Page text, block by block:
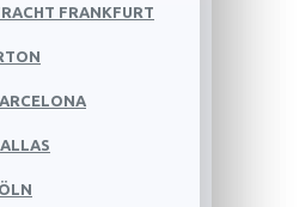
FRANKFURT